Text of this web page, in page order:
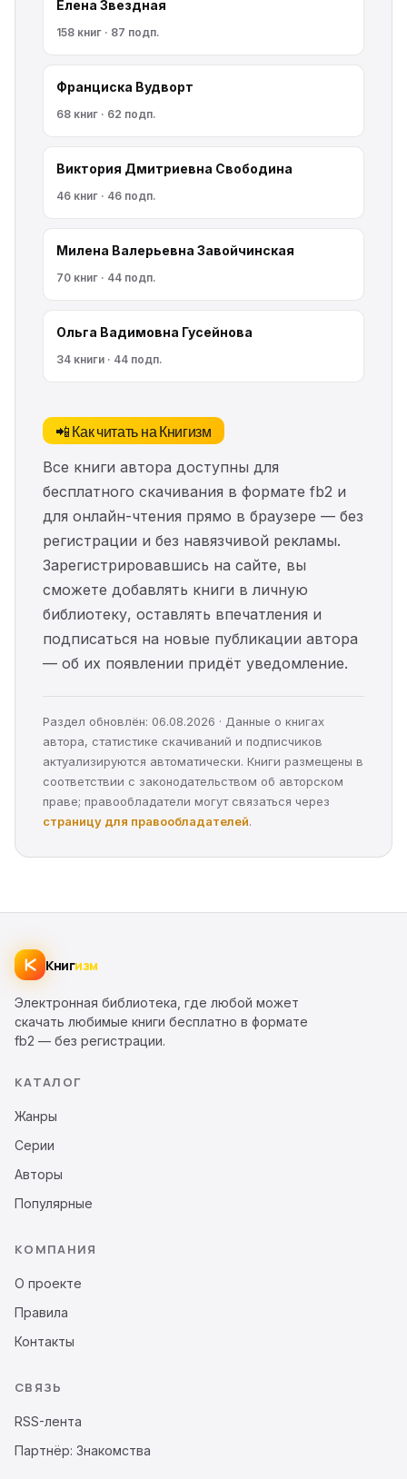
Елена Звездная
158 книг · 87 подп.
Франциска Вудворт
68 книг · 62 подп.
Виктория Дмитриевна Свободина
46 книг · 46 подп.
Милена Валерьевна Завойчинская
70 книг · 44 подп.
Ольга Вадимовна Гусейнова
34 книги · 44 подп.
📲 Как читать на Книгизм
Все книги автора доступны для
бесплатного скачивания в формате fb2 и
для онлайн-чтения прямо в браузере — без
регистрации и без навязчивой рекламы.
Зарегистрировавшись на сайте, вы
сможете добавлять книги в личную
библиотеку, оставлять впечатления и
подписаться на новые публикации автора
— об их появлении придёт уведомление.
Раздел обновлён: 06.08.2026 · Данные о книгах
автора, статистике скачиваний и подписчиков
актуализируются автоматически. Книги размещены в
соответствии с законодательством об авторском
праве; правообладатели могут связаться через
страницу для правообладателей.
Книгизм
Электронная библиотека, где любой может
скачать любимые книги бесплатно в формате
fb2 — без регистрации.
КАТАЛОГ
Жанры
Серии
Авторы
Популярные
КОМПАНИЯ
О проекте
Правила
Контакты
СВЯЗЬ
RSS-лента
Партнёр: Знакомства